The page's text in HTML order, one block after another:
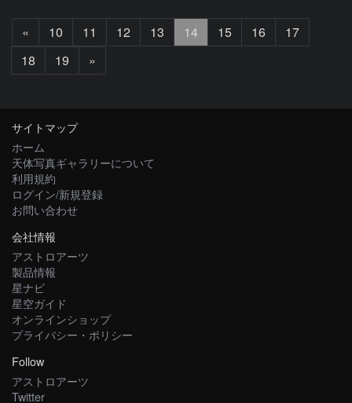
«
へ
10 11 12 13 14 15 16
17
18
19 »
へ
サイトマップ
ホーム
天体写真ギャラリーについて
利用規約
ログイン/新規登録
お問い合わせ
会社情報
アストロアーツ
製品情報
星ナビ
星空ガイド
オンラインショップ
プライバシー・ポリシー
Follow
アストロアーツ
Twitter